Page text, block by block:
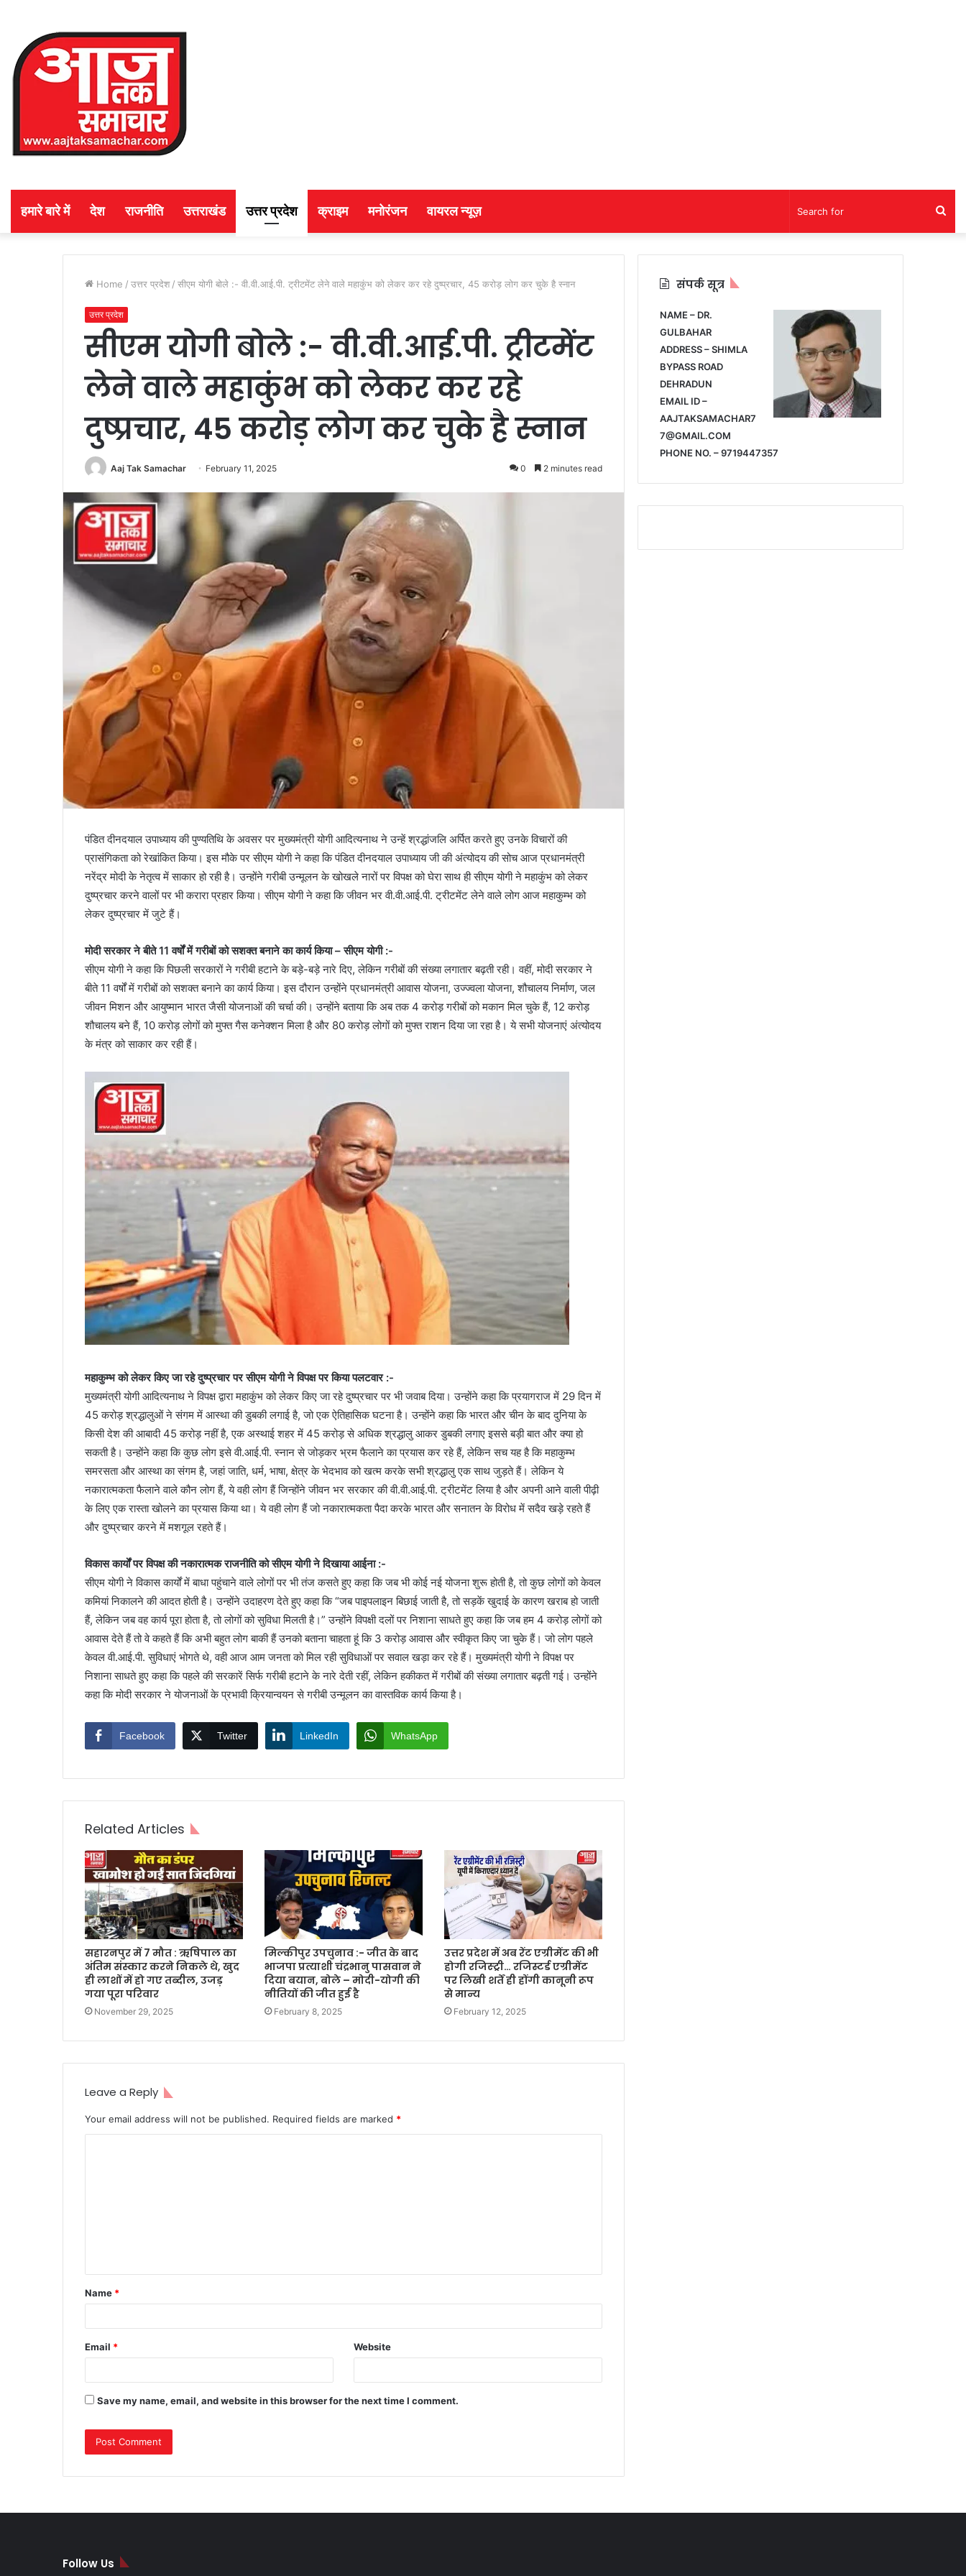
हमारे बारे में देश राजनीति उत्तराखंड उत्तर प्रदेश क्राइम मनोरंजन वायरल न्यूज़
Home / उत्तर प्रदेश / सीएम योगी बोले :- वी.वी.आई.पी. ट्रीटमेंट लेने वाले महाकुंभ को लेकर कर रहे दुष्प्रचार, 45 करोड़ लोग कर चुके है स्नान
उत्तर प्रदेश
सीएम योगी बोले :- वी.वी.आई.पी. ट्रीटमेंट
लेने वाले महाकुंभ को लेकर कर रहे
दुष्प्रचार, 45 करोड़ लोग कर चुके है स्नान
Aaj Tak Samachar February 11, 2025 0 2 minutes read
पंडित दीनदयाल उपाध्याय की पुण्यतिथि के अवसर पर मुख्यमंत्री योगी आदित्यनाथ ने उन्हें श्रद्धांजलि अर्पित करते हुए उनके विचारों की
प्रासंगिकता को रेखांकित किया। इस मौके पर सीएम योगी ने कहा कि पंडित दीनदयाल उपाध्याय जी की अंत्योदय की सोच आज प्रधानमंत्री
नरेंद्र मोदी के नेतृत्व में साकार हो रही है। उन्होंने गरीबी उन्मूलन के खोखले नारों पर विपक्ष को घेरा साथ ही सीएम योगी ने महाकुंभ को लेकर
दुष्प्रचार करने वालों पर भी करारा प्रहार किया। सीएम योगी ने कहा कि जीवन भर वी.वी.आई.पी. ट्रीटमेंट लेने वाले लोग आज महाकुम्भ को
लेकर दुष्प्रचार में जुटे हैं।
मोदी सरकार ने बीते 11 वर्षों में गरीबों को सशक्त बनाने का कार्य किया – सीएम योगी :-
सीएम योगी ने कहा कि पिछली सरकारों ने गरीबी हटाने के बड़े-बड़े नारे दिए, लेकिन गरीबों की संख्या लगातार बढ़ती रही। वहीं, मोदी सरकार ने
बीते 11 वर्षों में गरीबों को सशक्त बनाने का कार्य किया। इस दौरान उन्होंने प्रधानमंत्री आवास योजना, उज्ज्वला योजना, शौचालय निर्माण, जल
जीवन मिशन और आयुष्मान भारत जैसी योजनाओं की चर्चा की। उन्होंने बताया कि अब तक 4 करोड़ गरीबों को मकान मिल चुके हैं, 12 करोड़
शौचालय बने हैं, 10 करोड़ लोगों को मुफ्त गैस कनेक्शन मिला है और 80 करोड़ लोगों को मुफ्त राशन दिया जा रहा है। ये सभी योजनाएं अंत्योदय
के मंत्र को साकार कर रही हैं।
महाकुम्भ को लेकर किए जा रहे दुष्प्रचार पर सीएम योगी ने विपक्ष पर किया पलटवार :-
मुख्यमंत्री योगी आदित्यनाथ ने विपक्ष द्वारा महाकुंभ को लेकर किए जा रहे दुष्प्रचार पर भी जवाब दिया। उन्होंने कहा कि प्रयागराज में 29 दिन में
45 करोड़ श्रद्धालुओं ने संगम में आस्था की डुबकी लगाई है, जो एक ऐतिहासिक घटना है। उन्होंने कहा कि भारत और चीन के बाद दुनिया के
किसी देश की आबादी 45 करोड़ नहीं है, एक अस्थाई शहर में 45 करोड़ से अधिक श्रद्धालु आकर डुबकी लगाए इससे बड़ी बात और क्या हो
सकती है। उन्होंने कहा कि कुछ लोग इसे वी.आई.पी. स्नान से जोड़कर भ्रम फैलाने का प्रयास कर रहे हैं, लेकिन सच यह है कि महाकुम्भ
समरसता और आस्था का संगम है, जहां जाति, धर्म, भाषा, क्षेत्र के भेदभाव को खत्म करके सभी श्रद्धालु एक साथ जुड़ते हैं। लेकिन ये
नकारात्मकता फैलाने वाले कौन लोग हैं, ये वही लोग हैं जिन्होंने जीवन भर सरकार की वी.वी.आई.पी. ट्रीटमेंट लिया है और अपनी आने वाली पीढ़ी
के लिए एक रास्ता खोलने का प्रयास किया था। ये वही लोग हैं जो नकारात्मकता पैदा करके भारत और सनातन के विरोध में सदैव खड़े रहते हैं
और दुष्प्रचार करने में मशगूल रहते हैं।
विकास कार्यों पर विपक्ष की नकारात्मक राजनीति को सीएम योगी ने दिखाया आईना :-
सीएम योगी ने विकास कार्यों में बाधा पहुंचाने वाले लोगों पर भी तंज कसते हुए कहा कि जब भी कोई नई योजना शुरू होती है, तो कुछ लोगों को केवल
कमियां निकालने की आदत होती है। उन्होंने उदाहरण देते हुए कहा कि “जब पाइपलाइन बिछाई जाती है, तो सड़कें खुदाई के कारण खराब हो जाती
हैं, लेकिन जब वह कार्य पूरा होता है, तो लोगों को सुविधा मिलती है।” उन्होंने विपक्षी दलों पर निशाना साधते हुए कहा कि जब हम 4 करोड़ लोगों को
आवास देते हैं तो वे कहते हैं कि अभी बहुत लोग बाकी हैं उनको बताना चाहता हूं कि 3 करोड़ आवास और स्वीकृत किए जा चुके हैं। जो लोग पहले
केवल वी.आई.पी. सुविधाएं भोगते थे, वही आज आम जनता को मिल रही सुविधाओं पर सवाल खड़ा कर रहे हैं। मुख्यमंत्री योगी ने विपक्ष पर
निशाना साधते हुए कहा कि पहले की सरकारें सिर्फ गरीबी हटाने के नारे देती रहीं, लेकिन हकीकत में गरीबों की संख्या लगातार बढ़ती गई। उन्होंने
कहा कि मोदी सरकार ने योजनाओं के प्रभावी क्रियान्वयन से गरीबी उन्मूलन का वास्तविक कार्य किया है।
Facebook Twitter LinkedIn WhatsApp
Related Articles
सहारनपुर में 7 मौत : ऋषिपाल का
अंतिम संस्कार करने निकले थे, खुद
ही लाशों में हो गए तब्दील, उजड़
गया पूरा परिवार
November 29, 2025
मिल्कीपुर उपचुनाव :- जीत के बाद
भाजपा प्रत्याशी चंद्रभानु पासवान ने
दिया बयान, बोले – मोदी-योगी की
नीतियों की जीत हुई है
February 8, 2025
उत्तर प्रदेश में अब रेंट एग्रीमेंट की भी
होगी रजिस्ट्री… रजिस्टर्ड एग्रीमेंट
पर लिखी शर्तें ही होंगी कानूनी रूप
से मान्य
February 12, 2025
Leave a Reply
Your email address will not be published. Required fields are marked *
t
*
Name *
Email * Website
Save my name, email, and website in this browser for the next time I comment.
संपर्क सूत्र
NAME – DR.
GULBAHAR
ADDRESS – SHIMLA
BYPASS ROAD
DEHRADUN
EMAIL ID –
AAJTAKSAMACHAR7
7@GMAIL.COM
PHONE NO. – 9719447357
Follow Us